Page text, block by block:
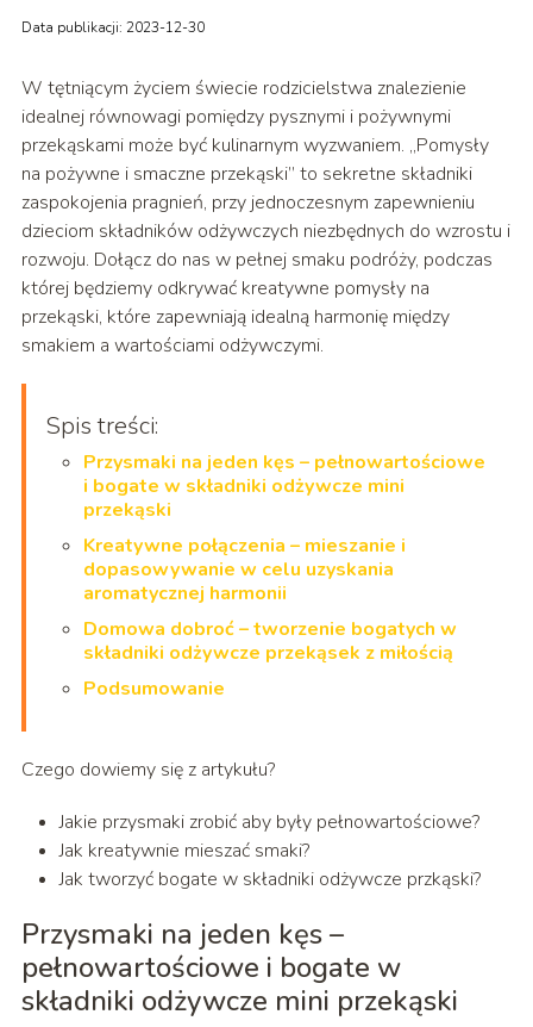
Data publikacji: 2023-12-30
W tętniącym życiem świecie rodzicielstwa znalezienie
idealnej równowagi pomiędzy pysznymi i pożywnymi
przekąskami może być kulinarnym wyzwaniem. „Pomysły
na pożywne i smaczne przekąski” to sekretne składniki
zaspokojenia pragnień, przy jednoczesnym zapewnieniu
dzieciom składników odżywczych niezbędnych do wzrostu i
rozwoju. Dołącz do nas w pełnej smaku podróży, podczas
której będziemy odkrywać kreatywne pomysły na
przekąski, które zapewniają idealną harmonię między
smakiem a wartościami odżywczymi.
Spis treści:
Przysmaki na jeden kęs – pełnowartościowe
i bogate w składniki odżywcze mini
przekąski
Kreatywne połączenia – mieszanie i
dopasowywanie w celu uzyskania
aromatycznej harmonii
Domowa dobroć – tworzenie bogatych w
składniki odżywcze przekąsek z miłością
Podsumowanie
Czego dowiemy się z artykułu?
Jakie przysmaki zrobić aby były pełnowartościowe?
Jak kreatywnie mieszać smaki?
Jak tworzyć bogate w składniki odżywcze przkąski?
Przysmaki na jeden kęs –
pełnowartościowe i bogate w
składniki odżywcze mini przekąski